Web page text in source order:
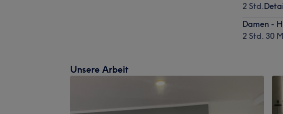
2 Std.
Damen -
2 Std. 30
Unsere Arbeit